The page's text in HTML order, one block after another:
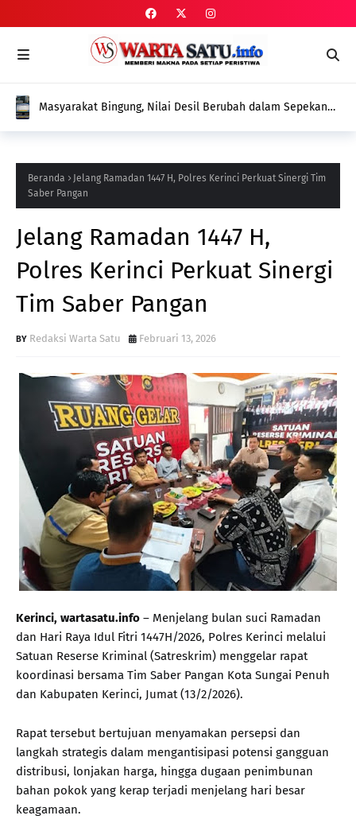
Masyarakat Bingung, Nilai Desil Berubah dalam Sepekan
Penjelasan
Beranda
Jelang Ramadan 1447 H, Polres Kerinci Perkuat Sinergi Tim
Saber Pangan
Jelang Ramadan 1447 H,
Polres Kerinci Perkuat Sinergi
Tim Saber Pangan
Redaksi Warta Satu Februari 13, 2026
Kerinci, wartasatu.info – Menjelang bulan suci Ramadan
dan Hari Raya Idul Fitri 1447H/2026, Polres Kerinci melalui
Satuan Reserse Kriminal (Satreskrim) menggelar rapat
koordinasi bersama Tim Saber Pangan Kota Sungai Penuh
dan Kabupaten Kerinci, Jumat (13/2/2026).
Rapat tersebut bertujuan menyamakan persepsi dan
langkah strategis dalam mengantisipasi potensi gangguan
distribusi, lonjakan harga, hingga dugaan penimbunan
bahan pokok yang kerap terjadi menjelang hari besar
keagamaan.